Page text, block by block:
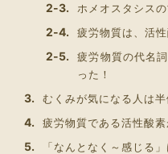
ホメオスタシス
疲労物質は、活性
疲労物質の代名
った！
むくみが気になる人は
疲労物質である活性酸
「なんとなく～感じる